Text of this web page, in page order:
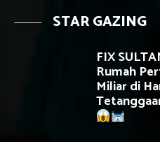
STAR GAZING
FIX
Rumah
Miliar di